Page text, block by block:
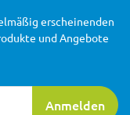
Anmelden
erscheinenden
und Angebote